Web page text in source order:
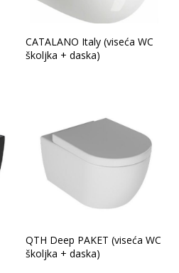
CATALANO Italy (viseća WC
školjka + daska)
QTH Deep PAKET (viseća WC
školjka + daska)